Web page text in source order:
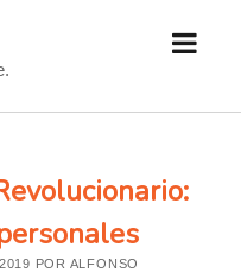
a
m
POR ALFONSO